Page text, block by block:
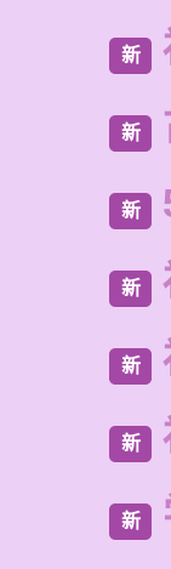
新
新
新
新
新
新
新